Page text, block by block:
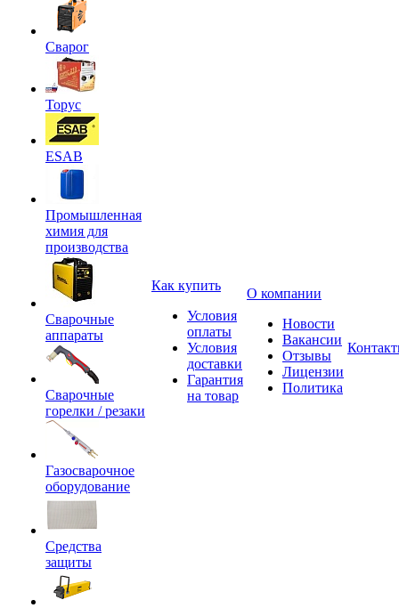
Сварог
Торус
ESAB
Промышленная
химия для
производства
Сварочные
аппараты
Сварочные
горелки / резаки
Газосварочное
оборудование
Средства
защиты
Как купить
Условия
оплаты
Условия
доставки
Гарантия
на товар
О компании
Новости
Вакансии
Отзывы
Лицензии
Политика